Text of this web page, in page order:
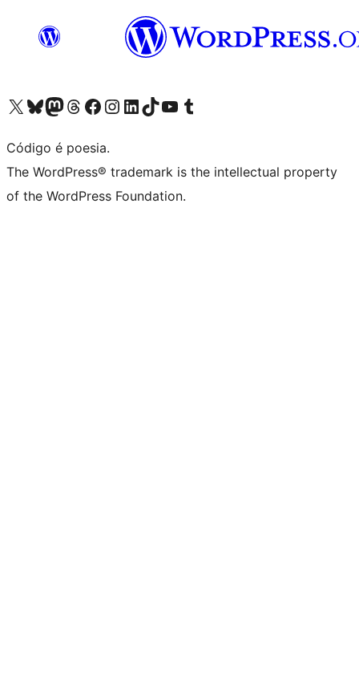
Acessar nossa conta do X (antigo Twitter)
Acessar nossa conta do Bluesky
Acessar nossa conta do Mastodon
Acessar nossa conta do Threads
Acessar nossa página do Facebook
Acessar nossa conta do Instagram
Acessar nossa conta do LinkedIn
Acessar nossa conta do TikTok
Acessar nosso canal do YouTube
Acessar nossa conta no Tumblr
Código é poesia.
The WordPress® trademark is the intellectual property
of the WordPress Foundation.